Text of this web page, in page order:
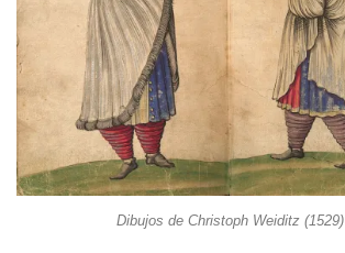
Dibujos de Christoph Weiditz (1529)